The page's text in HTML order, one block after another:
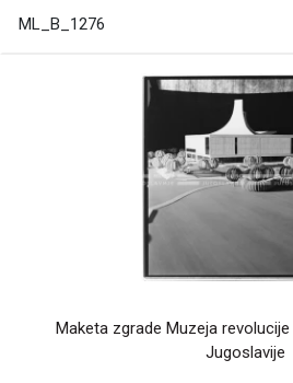
ML_B_1276
Maketa zgrade Muzeja
Jugoslavije